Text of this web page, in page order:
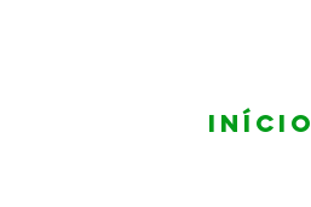
Início